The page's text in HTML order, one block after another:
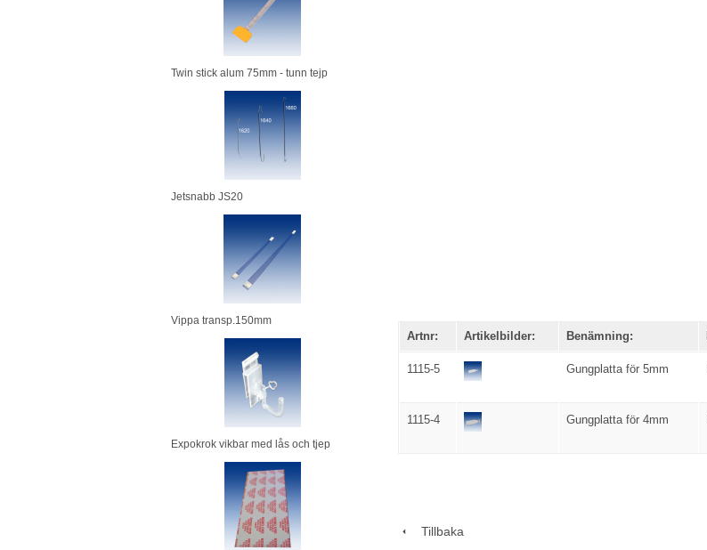
Twin stick alum 75mm - tunn tejp
Jetsnabb JS20
Vippa transp.150mm
Expokrok vikbar med lås och tjep
Artnr: Artikelbilder: Benämning:
1115-5 Gungplatta för 5mm
1115-4 Gungplatta för 4mm
Tillbaka